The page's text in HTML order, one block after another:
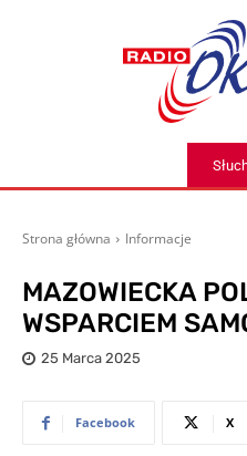
Strona główna Informacje
MAZOWIECKA
WSPARCIEM
25 Marca 2025
Facebook X